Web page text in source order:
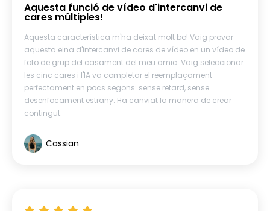
Aquesta funció de vídeo d'intercanvi de
cares múltiples!
Aquesta característica m'ha deixat molt bo! Vaig provar
aquesta eina d'intercanvi de cares de vídeo en un vídeo de
foto de grup del casament del meu amic. Vaig seleccionar
les cinc cares i l'IA va completar el reemplaçament
perfectament en pocs segons: sense retard, sense
desenfocament estrany. Ha canviat la manera de crear
contingut.
Cassian